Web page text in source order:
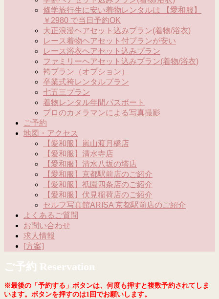
修学旅行生に安い着物レンタルは 【愛和服】
￥2980 で当日予約OK
大正浪漫ヘアセット込みプラン(着物/浴衣)
レース着物ヘアセット付プランが安い
レース浴衣ヘアセット込みプラン
ファミリーヘアセット込みプラン(着物/浴衣)
袴プラン（オプション）
卒業式袴レンタルプラン
七五三プラン
着物レンタル年間パスポート
プロのカメラマンによる写真撮影
ご予約
地図・アクセス
【愛和服】嵐山渡月橋店
【愛和服】清水寺店
【愛和服】清水八坂の塔店
【愛和服】京都駅前店のご紹介
【愛和服】祇園四条店のご紹介
【愛和服】伏見稲荷店のご紹介
セルフ写真館ARISA 京都駅前店のご紹介
よくあるご質問
お問い合わせ
求人情報
[方案]
ご予約 Reservation
※最後の「予約する」ボタンは、何度も押すと複数予約されてしま
います。ボタンを押すのは1回でお願いします。